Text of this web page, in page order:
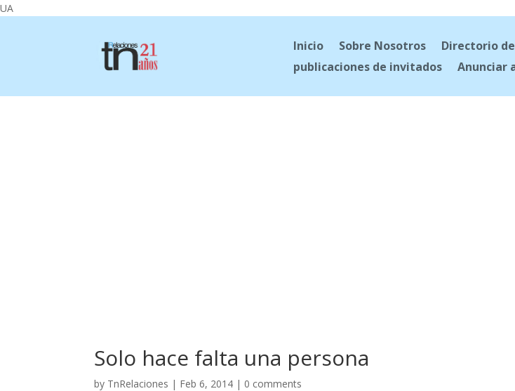
UA
Inicio Sobre Nosotros Directorio
publicaciones de invitados
Anunciar
Solo hace falta una persona
by TnRelaciones | Feb 6, 2014 | 0 comments